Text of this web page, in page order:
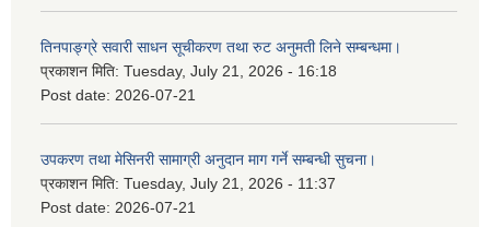
तिनपाङ्ग्रे सवारी साधन सूचीकरण तथा रुट अनुमती लिने सम्बन्धमा।
प्रकाशन मिति: Tuesday, July 21, 2026 - 16:18
Post date: 2026-07-21
उपकरण तथा मेसिनरी सामाग्री अनुदान माग गर्ने सम्बन्धी सुचना।
प्रकाशन मिति: Tuesday, July 21, 2026 - 11:37
Post date: 2026-07-21